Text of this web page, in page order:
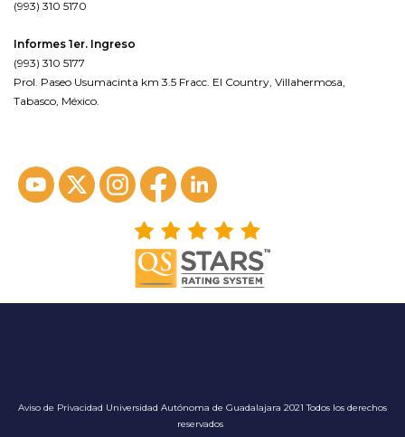
(993) 310 5170
Informes 1er. Ingreso
(993) 310 5177
Prol. Paseo Usumacinta km 3.5 Fracc. El Country, Villahermosa,
Tabasco, México.
Aviso de Privacidad Universidad Autónoma de Guadalajara 2021 Todos los derechos
reservados